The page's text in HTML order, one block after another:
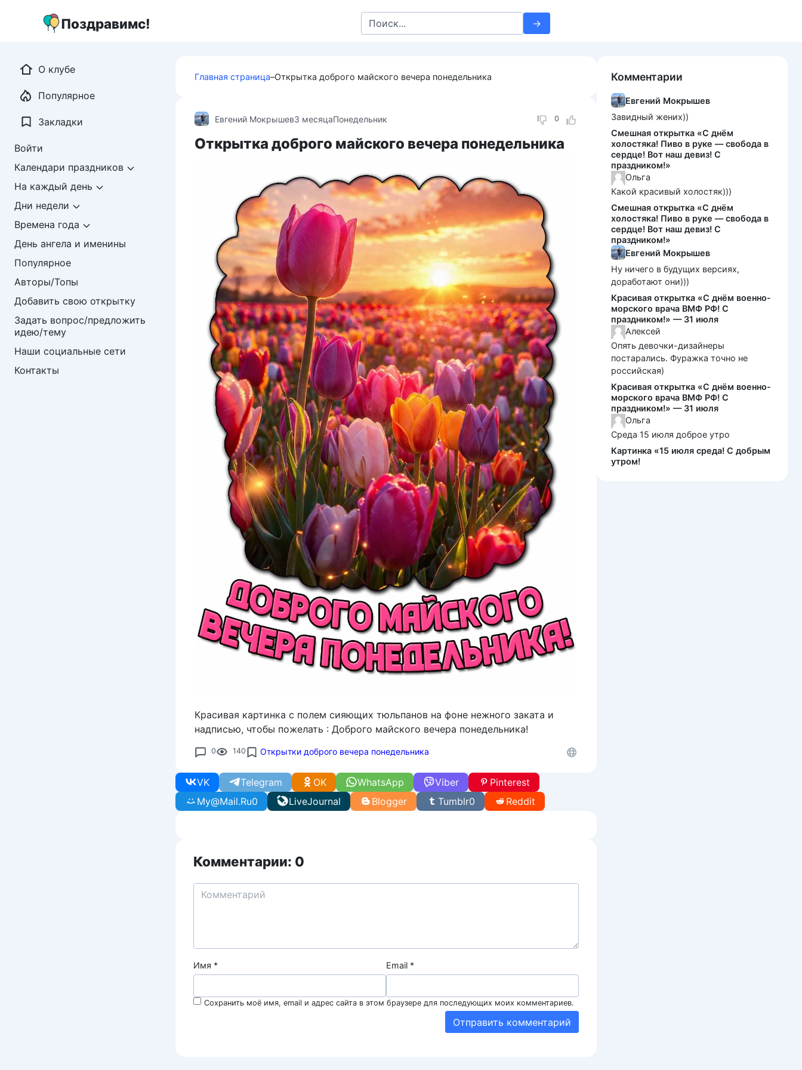
Поздравимс!
Search
for:
Главная страница–Открытка доброго майского вечера понедельника
0
Евгений Мокрышев3 месяцаПонедельник
Открытка доброго майского вечера понедельника
Красивая картинка с полем сияющих тюльпанов на фоне нежного заката и
надписью, чтобы пожелать : Доброго майского вечера понедельника!
0 140 Открытки доброго вечера понедельника
WhatsApp
VK Telegram Viber
OK
LiveJournal
My@Mail.Ru0 Tumblr0
Pinterest
Reddit
Blogger
Комментарии: 0
Имя * Email *
Сохранить моё имя, email и адрес сайта в этом браузере для последующих моих комментариев.
О клубе
Популярное
Закладки
Войти
Календари праздников
На каждый день
Дни недели
Времена года
День ангела и именины
Популярное
Авторы/Топы
Добавить свою открытку
Задать вопрос/предложить
идею/тему
Наши социальные сети
Контакты
Комментарии
Евгений Мокрышев
Завидный жених))
Смешная открытка «С днём
холостяка! Пиво в руке — свобода в
сердце! Вот наш девиз! С
праздником!»
Ольга
Какой красивый холостяк)))
Смешная открытка «С днём
холостяка! Пиво в руке — свобода в
сердце! Вот наш девиз! С
праздником!»
Евгений Мокрышев
Ну ничего в будущих версиях,
доработают они)))
Красивая открытка «С днём военно-
морского врача ВМФ РФ! С
праздником!» — 31 июля
Алексей
Опять девочки-дизайнеры
постарались. Фуражка точно не
российская)
Красивая открытка «С днём военно-
морского врача ВМФ РФ! С
праздником!» — 31 июля
Ольга
Среда 15 июля доброе утро
Картинка «15 июля среда! С добрым
утром!